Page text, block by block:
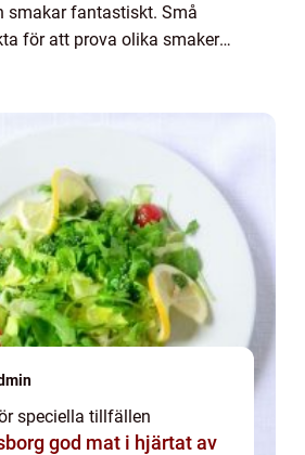
smakar fantastiskt. Små
för att prova olika smaker,
speciella tillfällen
hjärtat av